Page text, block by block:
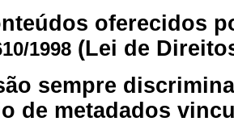
oferecidos
1998 (Lei de
sempre
de metadados